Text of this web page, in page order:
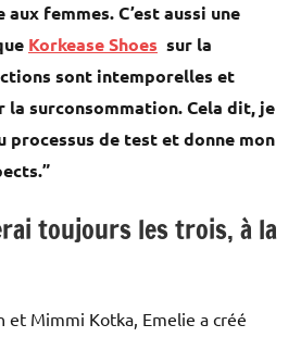
femmes. C’est aussi une
Korkease Shoes sur la
sont intemporelles et
la surconsommation. Cela dit, je
processus de test et donne mon
toujours les trois, à la
et Mimmi Kotka, Emelie a créé